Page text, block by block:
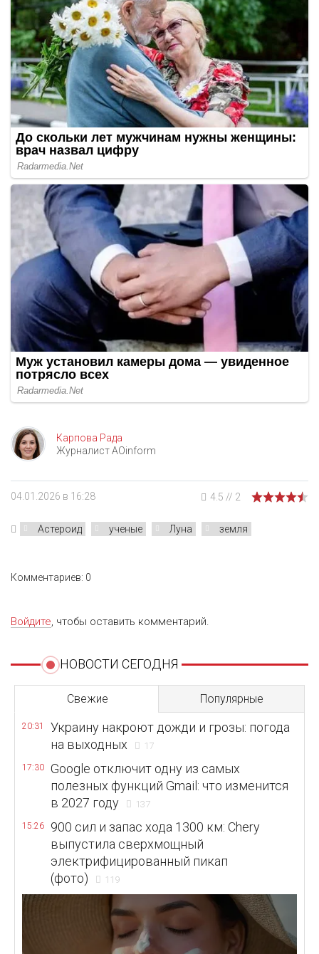
Карпова Рада
Журналист AOinform
04.01.2026 в 16:28 4.5 // 2
Астероид ученые Луна земля
Комментариев: 0
Войдите, чтобы оставить комментарий.
НОВОСТИ СЕГОДНЯ
Свежие Популярные
20:31
Украину накроют дожди и грозы: погода
на выходных
17
17:30
Google отключит одну из самых
полезных функций Gmail: что изменится
в 2027 году
137
15:26
900 сил и запас хода 1300 км: Chery
выпустила сверхмощный
электрифицированный пикап
(фото)
119